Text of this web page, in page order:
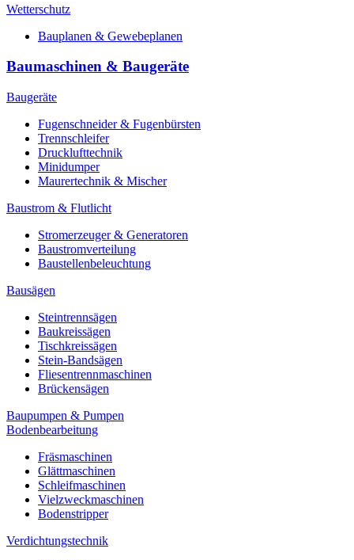
Wetterschutz
Bauplanen & Gewebeplanen
Baumaschinen & Baugeräte
Baugeräte
Fugenschneider & Fugenbürsten
Trennschleifer
Drucklufttechnik
Minidumper
Maurertechnik & Mischer
Baustrom & Flutlicht
Stromerzeuger & Generatoren
Baustromverteilung
Baustellenbeleuchtung
Bausägen
Steintrennsägen
Baukreissägen
Tischkreissägen
Stein-Bandsägen
Fliesentrennmaschinen
Brückensägen
Baupumpen & Pumpen
Bodenbearbeitung
Fräsmaschinen
Glättmaschinen
Schleifmaschinen
Vielzweckmaschinen
Bodenstripper
Verdichtungstechnik